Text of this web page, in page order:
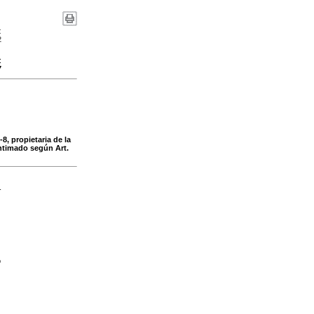
8, propietaria de la
según Art.